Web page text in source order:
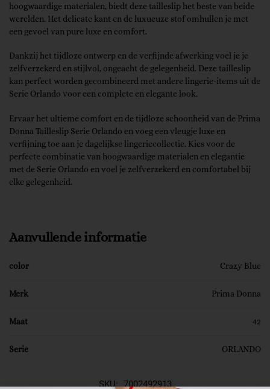
hoogwaardige materialen, biedt deze tailleslip het beste van beide
werelden. Het delicate kant en de luxueuze stof omhullen je met
een gevoel van pure luxe en comfort.
Dankzij het tijdloze ontwerp en de verfijnde afwerking voel je je
zelfverzekerd en stijlvol, ongeacht de gelegenheid. Deze tailleslip
kan perfect worden gecombineerd met andere lingerie-items uit de
Serie Orlando voor een complete en elegante look.
Ervaar het ultieme comfort en de tijdloze schoonheid van de Prima
Donna Tailleslip Serie Orlando en voeg een vleugje luxe en
verfijning toe aan je dagelijkse lingeriecollectie. Kies voor de
perfecte combinatie van hoogwaardige materialen en elegantie
met de Serie Orlando en voel je zelfverzekerd en comfortabel bij
elke gelegenheid.
Aanvullende informatie
color Crazy Blue
Merk Prima Donna
Maat 42
Serie ORLANDO
SKU: 7002492913